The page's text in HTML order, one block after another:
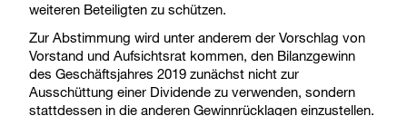
weiteren Beteiligten zu schützen.
Zur Abstimmung wird unter anderem der Vorschlag von
Vorstand und Aufsichtsrat kommen, den Bilanzgewinn
des Geschäftsjahres 2019 zunächst nicht zur
Ausschüttung einer Dividende zu verwenden, sondern
stattdessen in die anderen Gewinnrücklagen einzustellen.